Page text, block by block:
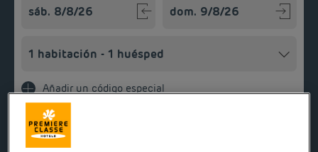
Añadir un código especial